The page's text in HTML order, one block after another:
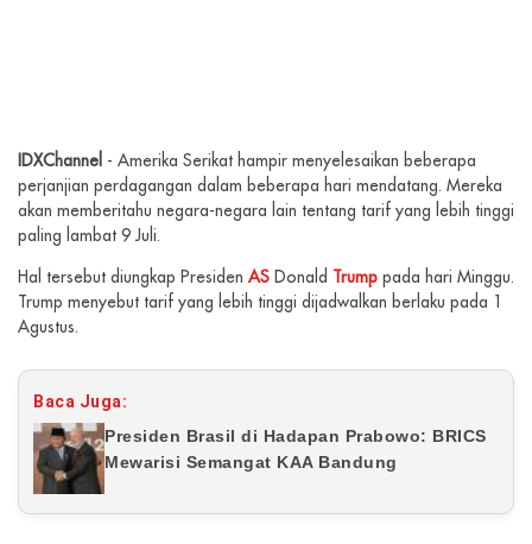
IDXChannel - Amerika Serikat hampir menyelesaikan beberapa
perjanjian perdagangan dalam beberapa hari mendatang. Mereka
akan memberitahu negara-negara lain tentang tarif yang lebih tinggi
paling lambat 9 Juli.
Hal tersebut diungkap Presiden AS Donald Trump pada hari Minggu.
Trump menyebut tarif yang lebih tinggi dijadwalkan berlaku pada 1
Agustus.
Baca Juga:
Presiden Brasil di Hadapan Prabowo: BRICS
Mewarisi Semangat KAA Bandung